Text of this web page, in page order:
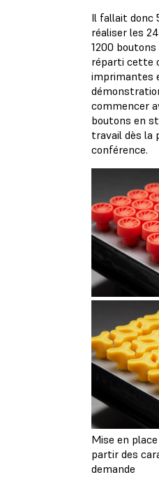
Il fallait donc
réaliser les
1200
réparti cette
imprimantes
commencer
boutons en
travail dès la
conférence.
Mise en
partir des
demande